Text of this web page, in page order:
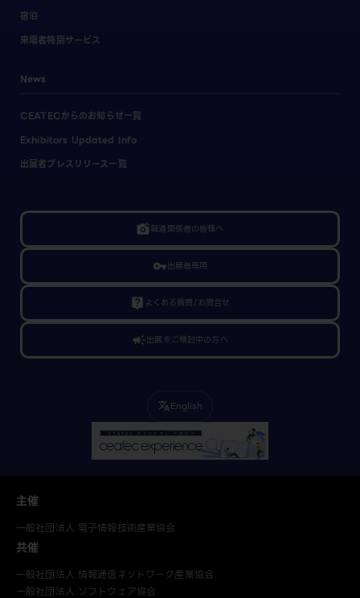
宿泊
来場者特別サービス
News
CEATECからのお知らせ一覧
Exhibitors Updated Info
出展者プレスリリース一覧
linked_camera報道関係者の皆様へ
vpn_key出展者専用
live_help よくある質問/お問合せ
campaign出展をご検討中の方へ
translateEnglish
主催
一般社団法人 電子情報技術産業協会
共催
一般社団法人 情報通信ネットワーク産業協会
一般社団法人 ソフトウェア協会